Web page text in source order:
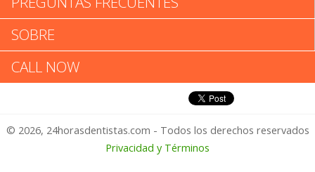
Victor Yee- Liang
Victor Yee- Liang: Califica tu
Experiencia
1 – No Feliz
SOBRE
CALL NOW
© 2026, 24horasdentistas.com - Todos los derechos reservados
Privacidad y Términos